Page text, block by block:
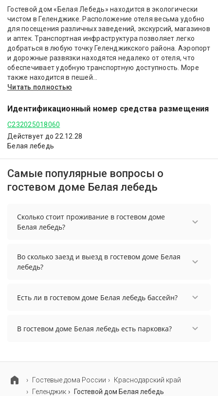
Гостевой дом «Белая Лебедь» находится в экологически
чистом в Геленджике. Расположение отеля весьма удобно
для посещения различных заведений, экскурсий, магазинов
и аптек. Транспортная инфраструктура позволяет легко
добраться в любую точку Геленджикского района. Аэропорт
и дорожные развязки находятся недалеко от отеля, что
обеспечивает удобную транспортную доступность. Море
также находится в пешей...
Читать полностью
Идентификационный номер средства размещения
С232025018060
Действует до 22.12.28
Белая лебедь
Самые популярные вопросы о
гостевом доме Белая лебедь
Сколько стоит проживание в гостевом доме
Белая лебедь?
лебедь начинается от 5225 рублей. Чтобы
увидеть актуальные цены на проживание,
выберите нужные даты и количество гостей.
Во сколько заезд и выезд в гостевом доме Белая
лебедь?
Есть ли в гостевом доме Белая лебедь бассейн?
В гостевом доме Белая лебедь есть парковка?
отдельно.
Гостевые дома России
Краснодарский край
Геленджик
Гостевой дом Белая лебедь